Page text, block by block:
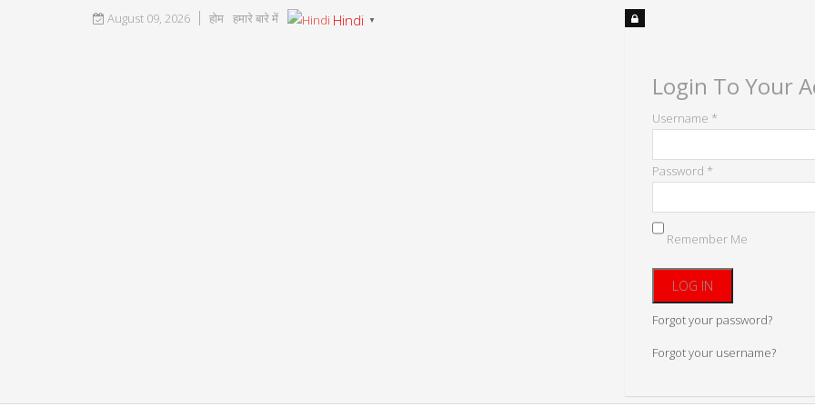
August 09, 2026 होम हमारे बारे में Hindi ▼
Login To Your
Username *
Password *
Remember Me
Forgot your password?
Forgot your username?